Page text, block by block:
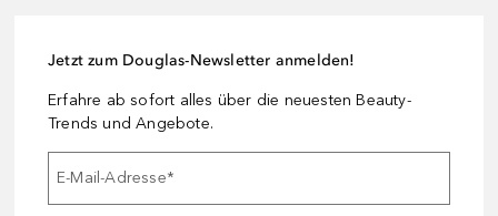
Jetzt zum Douglas-Newsletter anmelden!
Erfahre ab sofort alles über die neuesten Beauty-
Trends und Angebote.
E-Mail-Adresse*